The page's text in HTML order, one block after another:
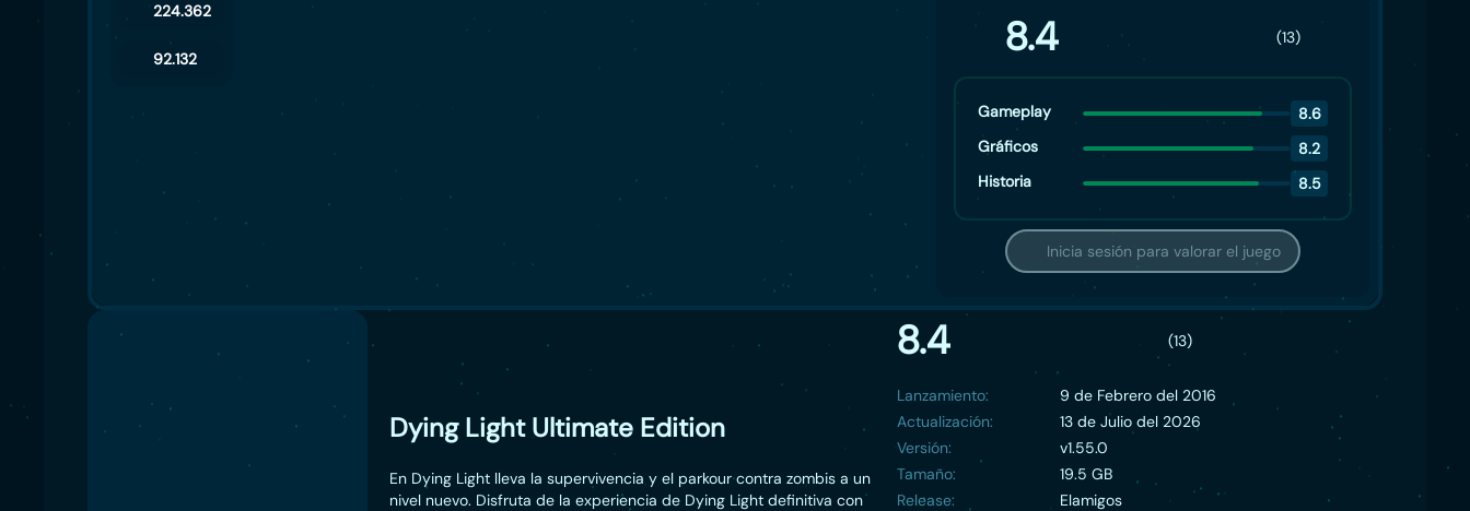
224.362
92.132 8.4 (13)
Gameplay
8.6
Gráficos
8.2
Historia
8.5
Inicia sesión para valorar el juego
Dying Light Ultimate Edition
En Dying Light lleva la supervivencia y el parkour contra zombis a un
nivel nuevo. Disfruta de la experiencia de Dying Light definitiva con
8.4 (13)
Lanzamiento:
9 de Febrero del 2016
Actualización:
13 de Julio del 2026
Versión:
v1.55.0
Tamaño:
19.5 GB
Release:
Elamigos